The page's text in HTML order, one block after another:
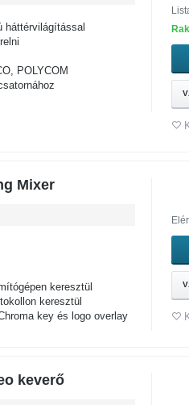
háttérvilágítással
POLYCOM
Mixer
keresztül
keresztül
key és logo overlay
keverő